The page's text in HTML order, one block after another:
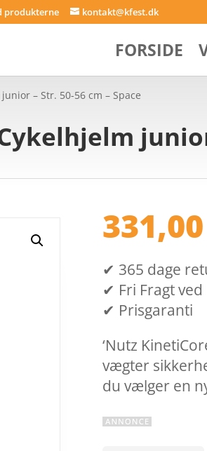
produkterne kontakt@kfest.dk
FORSIDE
– Str. 50-56 cm – Space
331,00
✔ 365 dage
✔ Fri Fragt
✔ Prisgaranti
‘Nutz
vægter
du vælger en